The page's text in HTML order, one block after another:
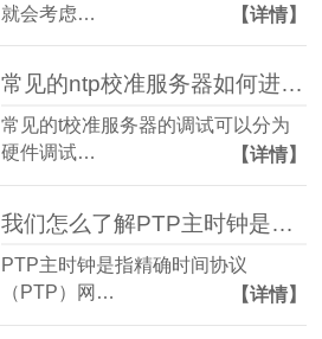
就会考虑…
【详情】
常见的ntp校准服务器如何进行调试调试
常见的t校准服务器的调试可以分为
硬件调试…
【详情】
我们怎么了解PTP主时钟是什么意思
PTP主时钟是指精确时间协议
（PTP）网…
【详情】